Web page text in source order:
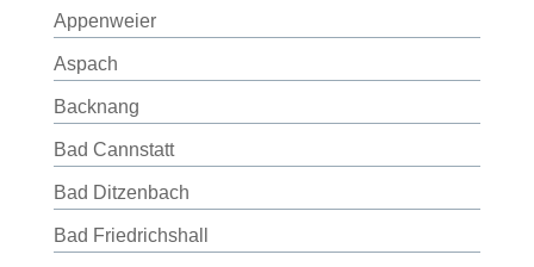
Appenweier
Aspach
Backnang
Bad Cannstatt
Bad Ditzenbach
Bad Friedrichshall